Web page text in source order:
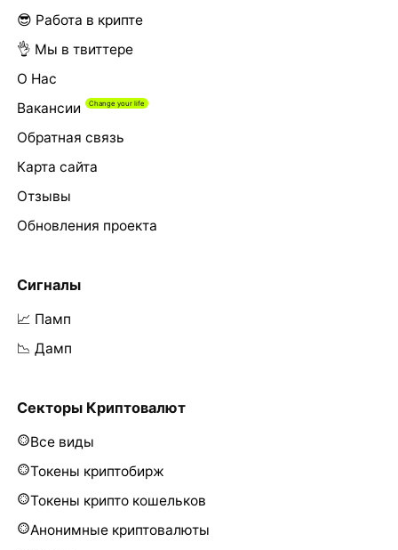
😎 Работа в крипте
👌 Мы в твиттере
О Нас
Вакансии
Обратная связь
Карта сайта
Отзывы
Обновления проекта
Сигналы
📈 Памп
📉 Дамп
Секторы Криптовалют
Все виды
Токены криптобирж
Токены крипто кошельков
Анонимные криптовалюты